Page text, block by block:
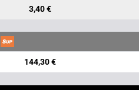
3,40 €
144,30 €